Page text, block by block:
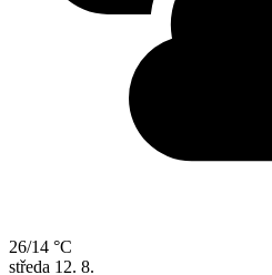
26/14 °C
středa 12. 8.